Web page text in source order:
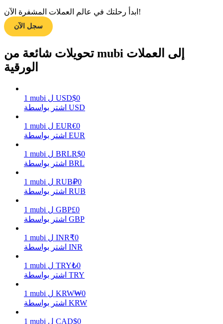
استراتيجيات التداول
تعلم كيفية البقاء مربحة
يكسب
خنزير الطاقة
احصل على مكافآت تنافسية يوميًا
ابدأ رحلتك في عالم العملات المشفرة الآن!
سجل الآن
تحويلات شائعة من mubi إلى العملات
الورقية
1 mubi ل USD$0
اشتر بواسطة USD
1 mubi ل EUR€0
اشتر بواسطة EUR
1 mubi ل BRLR$0
اشتر بواسطة BRL
1 mubi ل RUB₽0
اشتر بواسطة RUB
1 mubi ل GBP£0
اشتر بواسطة GBP
1 mubi ل INR₹0
اشتر بواسطة INR
1 mubi ل TRY₺0
اشتر بواسطة TRY
1 mubi ل KRW₩0
اشتر بواسطة KRW
1 mubi ل CAD$0